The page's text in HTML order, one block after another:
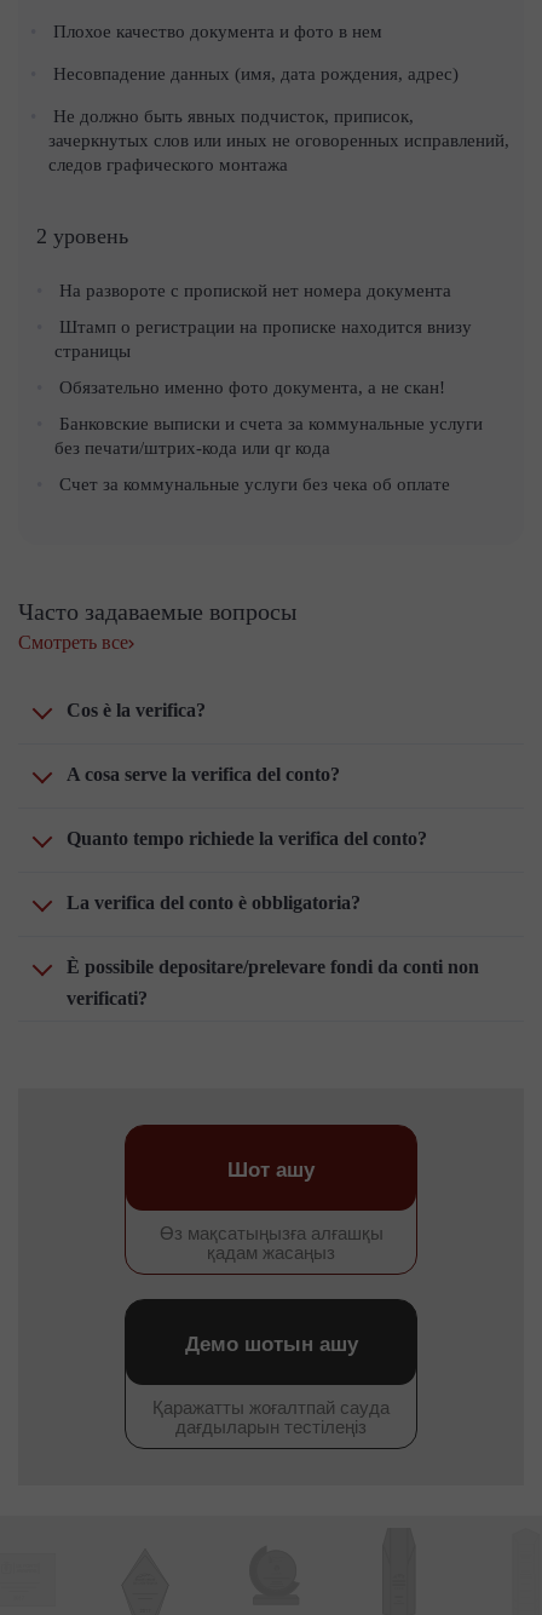
Плохое качество документа и фото в нем
Несовпадение данных (имя, дата рождения, адрес)
Не должно быть явных подчисток, приписок,
зачеркнутых слов или иных не оговоренных исправлений,
следов графического монтажа
2 уровень
На развороте с пропиской нет номера документа
Штамп о регистрации на прописке находится внизу
страницы
Обязательно именно фото документа, а не скан!
Банковские выписки и счета за коммунальные услуги
без печати/штрих-кода или qr кода
Счет за коммунальные услуги без чека об оплате
Часто задаваемые вопросы
Смотреть все
Cos è la verifica?
A cosa serve la verifica del conto?
Quanto tempo richiede la verifica del conto?
La verifica del conto è obbligatoria?
È possibile depositare/prelevare fondi da conti non
verificati?
Өз мақсатыңызға алғашқы
қадам жасаңыз
Шот ашу
Қаражатты жоғалтпай сауда
дағдыларын тестілеңіз
Демо шотын ашу